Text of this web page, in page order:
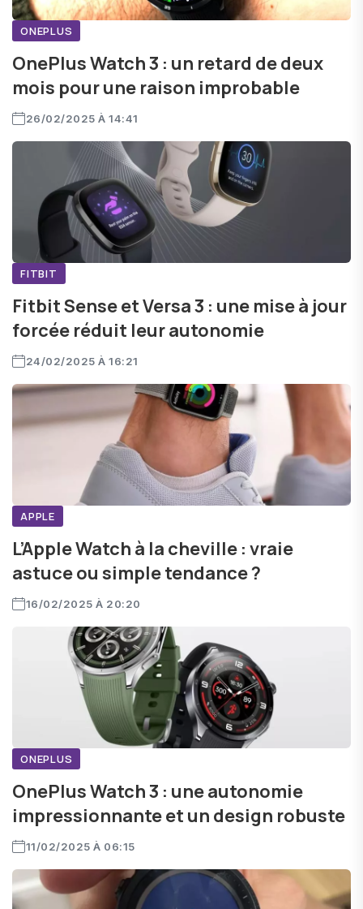
ONEPLUS
OnePlus Watch 3 : un retard de deux
mois pour une raison improbable
26/02/2025 À 14:41
FITBIT
Fitbit Sense et Versa 3 : une mise à jour
forcée réduit leur autonomie
24/02/2025 À 16:21
APPLE
L’Apple Watch à la cheville : vraie
astuce ou simple tendance ?
16/02/2025 À 20:20
ONEPLUS
OnePlus Watch 3 : une autonomie
impressionnante et un design robuste
11/02/2025 À 06:15